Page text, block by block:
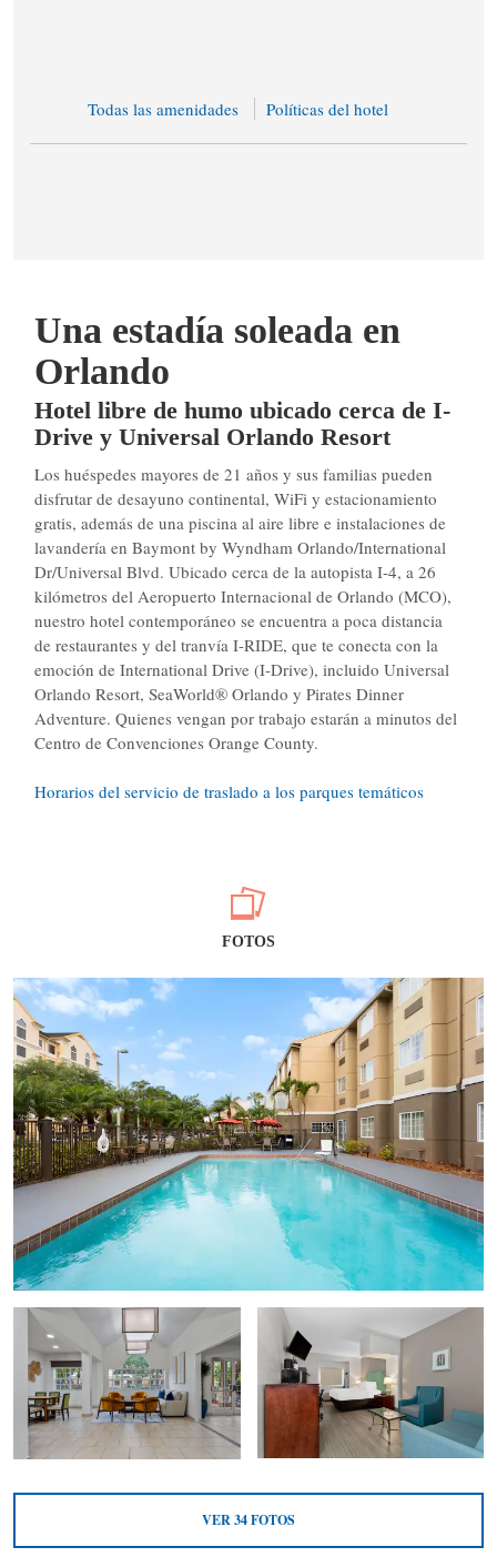
Todas las amenidades Políticas del hotel
Una estadía soleada en
Orlando
Hotel libre de humo ubicado cerca de I-
Drive y Universal Orlando Resort
Los huéspedes mayores de 21 años y sus familias pueden
disfrutar de desayuno continental, WiFi y estacionamiento
gratis, además de una piscina al aire libre e instalaciones de
lavandería en Baymont by Wyndham Orlando/International
Dr/Universal Blvd. Ubicado cerca de la autopista I-4, a 26
kilómetros del Aeropuerto Internacional de Orlando (MCO),
nuestro hotel contemporáneo se encuentra a poca distancia
de restaurantes y del tranvía I-RIDE, que te conecta con la
emoción de International Drive (I-Drive), incluido Universal
Orlando Resort, SeaWorld® Orlando y Pirates Dinner
Adventure. Quienes vengan por trabajo estarán a minutos del
Centro de Convenciones Orange County.
Horarios del servicio de traslado a los parques temáticos
FOTOS
VER34FOTOS